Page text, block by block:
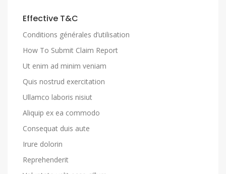
Effective T&C
Conditions générales d’utilisation
How To Submit Claim Report
Ut enim ad minim veniam
Quis nostrud exercitation
Ullamco laboris nisiut
Aliquip ex ea commodo
Consequat duis aute
Irure dolorin
Reprehenderit